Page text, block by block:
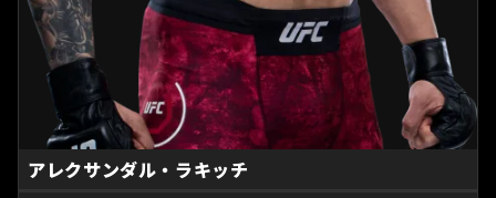
アレクサンダル・ラキッチ